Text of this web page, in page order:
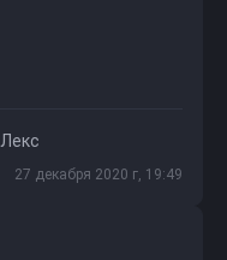
Лекс
27 декабря 2020 г, 19:49